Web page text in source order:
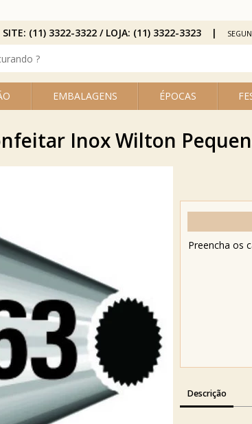
EMBALAGENS ÉPOCAS
SITE: (11) 3322-3322 / LOJA: (11) 3322-3323
Inox Wilton
Preencha os
Descrição